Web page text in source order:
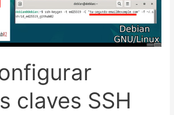
claves SSH